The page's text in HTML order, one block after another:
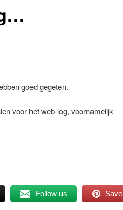
goed gegeten.
voor het web-log, voornamelijk
Follow us Save